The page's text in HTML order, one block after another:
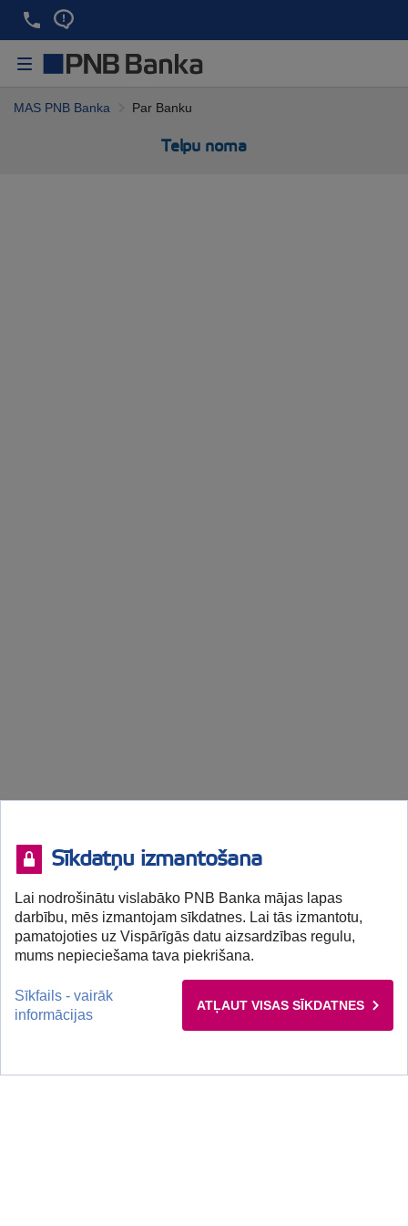
MAS PNB Banka Par Banku
Telpu noma
+371 67041100 (I-V 9:00-13:00)
Klientu pieņemšana klātienē tikai pēc iepriekšēja pieraksta.
Sīkdatņu izmantošana
Lai nodrošinātu vislabāko PNB Banka mājas lapas
darbību, mēs izmantojam sīkdatnes. Lai tās izmantotu,
pamatojoties uz Vispārīgās datu aizsardzības regulu,
mums nepieciešama tava piekrišana.
Sīkfails - vairāk
informācijas
ATĻAUT VISAS SĪKDATNES